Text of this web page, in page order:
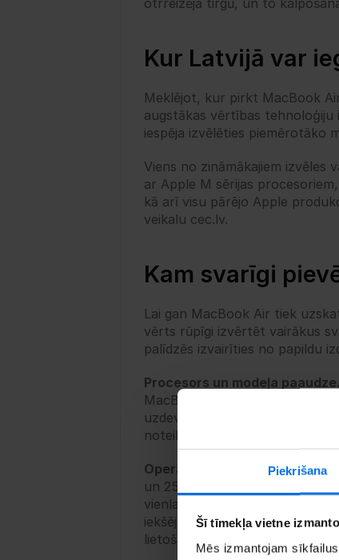
Piekrišana
Šī tīmekļa vietne
Mēs izmantojam
otrreizējā tirgū, un to
Kur Latvijā var
Meklējot, kur pirkt MacBook
augstākas vērtības
iespēja izvēlēties piemērotāko
Viens no zināmākajiem izvēles
ar Apple M sērijas
kā arī visu pārējo Apple
veikalu cec.lv.
Kam svarīgi
Lai gan MacBook Air tiek
vērts rūpīgi izvērtēt vairākus
palīdzēs izvairīties no papildu
Procesors un modeļa paaudze.
MacBook Air modeļi tiek
uzdevumiem, nav
noteikti ir vērts investēt
Operatīvā atmiņa un SSD
un 256 GB SSD disks, taču
vienlaikus izmantot daudzas
iekšējā atmiņa nodrošina
lietošanā.